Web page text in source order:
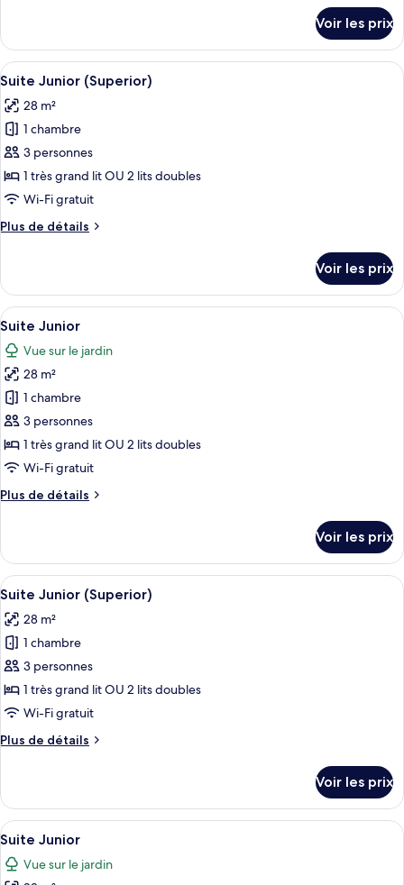
le
type
de
Suite
Junior
Voir les prix
Afficher
toutes
les
photos
pour
ce
type
chambre :
(Superior)
Un lit à baldaquin, une télévision,
9
Suite Junior (Superior)
28 m²
1 chambre
3 personnes
1 très grand lit OU 2 lits doubles
Wi-Fi gratuit
Plus de détails
Plus
le
type
de
Suite
Junior
(Superior)
Voir les prix
Afficher
toutes
les
photos
pour
ce
type
de
chambre :
Suite
Un lit à baldaquin avec des tables de
9
Suite Junior
Vue sur le jardin
28 m²
1 chambre
3 personnes
1 très grand lit OU 2 lits doubles
Wi-Fi gratuit
Plus de détails
Plus
le
type
de
Suite
Junior
Voir les prix
Afficher
toutes
les
photos
pour
ce
type
chambre :
(Superior)
Un lit à baldaquin, une télévision,
9
Suite Junior (Superior)
28 m²
1 chambre
3 personnes
1 très grand lit OU 2 lits doubles
Wi-Fi gratuit
Plus de détails
Plus
le
type
de
Suite
Voir les prix
Afficher
toutes
les
Un lit à baldaquin avec des tables de
9
Suite Junior
Vue sur le jardin